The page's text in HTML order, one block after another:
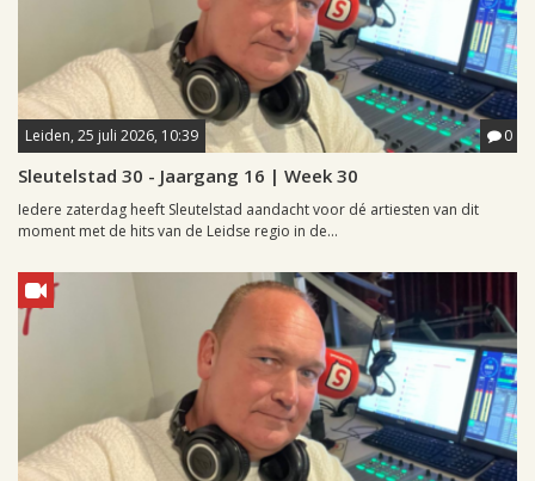
Leiden, 25 juli 2026, 10:39 0
Sleutelstad 30 - Jaargang 16 | Week 30
Iedere zaterdag heeft Sleutelstad aandacht voor dé artiesten van dit
moment met de hits van de Leidse regio in de...